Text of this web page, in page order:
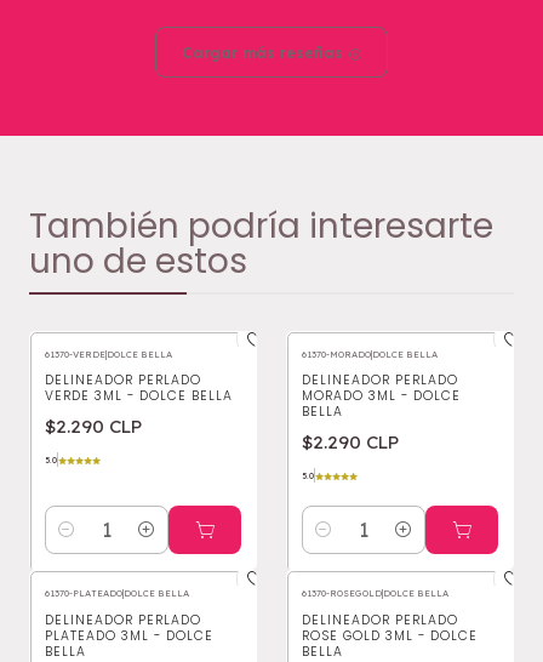
Cargar más reseñas
También podría interesarte
uno de estos
61370-VERDE|DOLCE BELLA
DELINEADOR PERLADO
VERDE 3ML - DOLCE BELLA
$2.290 CLP
5.0
Cantidad
61370-MORADO|DOLCE BELLA
DELINEADOR PERLADO
MORADO 3ML - DOLCE
BELLA
$2.290 CLP
5.0
Cantidad
61370-PLATEADO|DOLCE BELLA
DELINEADOR PERLADO
PLATEADO 3ML - DOLCE
BELLA
61370-ROSEGOLD|DOLCE BELLA
DELINEADOR PERLADO
ROSE GOLD 3ML - DOLCE
BELLA